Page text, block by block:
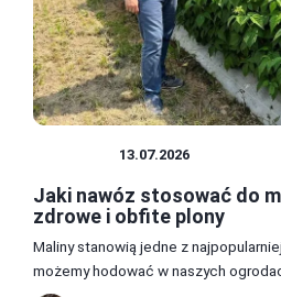
13.07.2026
Jaki nawóz stosować do
zdrowe i obfite plony
Maliny stanowią jedne z
możemy hodować w naszych